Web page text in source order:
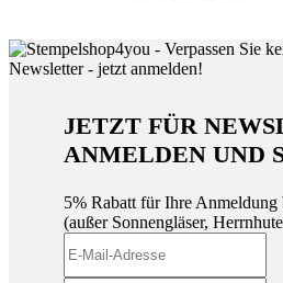
JETZT FÜR
ANMELDEN UND
5% Rabatt für Ihre Anmeldung
(außer Sonnengläser,